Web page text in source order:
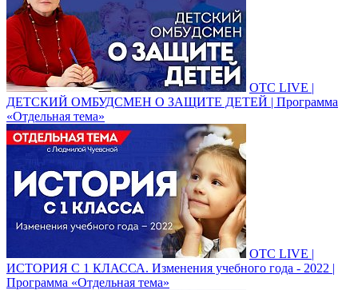
ОТС LIVE |
ДЕТСКИЙ ОМБУДСМЕН О ЗАЩИТЕ ДЕТЕЙ | Программа
«Отдельная тема»
ОТС LIVE |
ИСТОРИЯ С 1 КЛАССА. Изменения учебного года - 2022 |
Программа «Отдельная тема»